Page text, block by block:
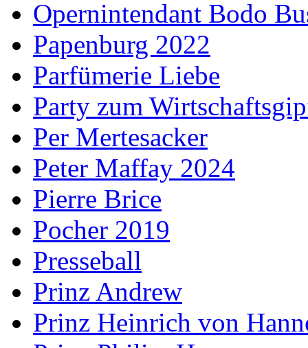
Opernintendant Bodo
Papenburg 2022
Parfümerie Liebe
Party zum
Per Mertesacker
Peter Maffay 2024
Pierre Brice
Pocher 2019
Presseball
Prinz Andrew
Prinz Heinrich von